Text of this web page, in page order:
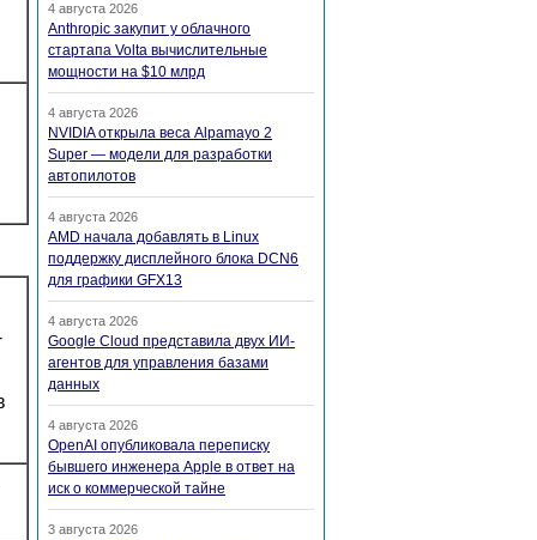
4 августа 2026
Anthropic закупит у облачного
стартапа Volta вычислительные
мощности на $10 млрд
4 августа 2026
NVIDIA открыла веса Alpamayo 2
Super — модели для разработки
автопилотов
4 августа 2026
AMD начала добавлять в Linux
поддержку дисплейного блока DCN6
для графики GFX13
4 августа 2026
Google Cloud представила двух ИИ-
агентов для управления базами
данных
4 августа 2026
OpenAI опубликовала переписку
бывшего инженера Apple в ответ на
иск о коммерческой тайне
3 августа 2026